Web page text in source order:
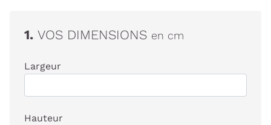
1. VOS DIMENSIONS en cm
Largeur
Hauteur